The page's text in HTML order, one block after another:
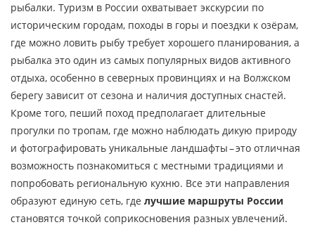
рыбалки. Туризм в России охватывает экскурсии по
историческим городам, походы в горы и поездки к озёрам,
где можно ловить рыбу требует хорошего планирования, а
рыбалка это один из самых популярных видов активного
отдыха, особенно в северных провинциях и на Волжском
берегу зависит от сезона и наличия доступных снастей.
Кроме того, пеший поход предполагает длительные
прогулки по тропам, где можно наблюдать дикую природу
и фотографировать уникальные ландшафты– это отличная
возможность познакомиться с местными традициями и
попробовать региональную кухню. Все эти направления
образуют единую сеть, где лучшие маршруты России
становятся точкой соприкосновения разных увлечений.